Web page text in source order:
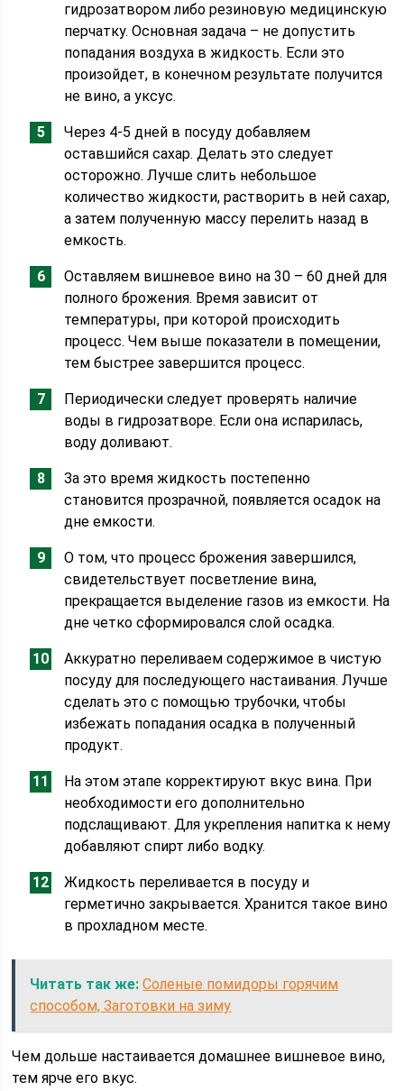
гидрозатвором либо резиновую медицинскую
перчатку. Основная задача – не допустить
попадания воздуха в жидкость. Если это
произойдет, в конечном результате получится
не вино, а уксус.
Через 4-5 дней в посуду добавляем
оставшийся сахар. Делать это следует
осторожно. Лучше слить небольшое
количество жидкости, растворить в ней сахар,
а затем полученную массу перелить назад в
емкость.
Оставляем вишневое вино на 30 – 60 дней для
полного брожения. Время зависит от
температуры, при которой происходить
процесс. Чем выше показатели в помещении,
тем быстрее завершится процесс.
Периодически следует проверять наличие
воды в гидрозатворе. Если она испарилась,
воду доливают.
За это время жидкость постепенно
становится прозрачной, появляется осадок на
дне емкости.
О том, что процесс брожения завершился,
свидетельствует посветление вина,
прекращается выделение газов из емкости. На
дне четко сформировался слой осадка.
Аккуратно переливаем содержимое в чистую
посуду для последующего настаивания. Лучше
сделать это с помощью трубочки, чтобы
избежать попадания осадка в полученный
продукт.
На этом этапе корректируют вкус вина. При
необходимости его дополнительно
подслащивают. Для укрепления напитка к нему
добавляют спирт либо водку.
Жидкость переливается в посуду и
герметично закрывается. Хранится такое вино
в прохладном месте.
Читать так же: Соленые помидоры горячим
способом, Заготовки на зиму
Чем дольше настаивается домашнее вишневое вино,
тем ярче его вкус.